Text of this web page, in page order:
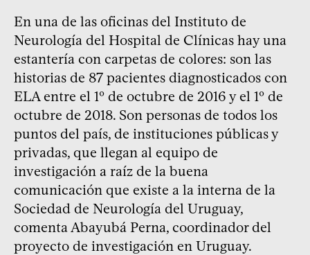
En una de las oficinas del Instituto de
Neurología del Hospital de Clínicas hay una
estantería con carpetas de colores: son las
historias de 87 pacientes diagnosticados con
ELA entre el 1º de octubre de 2016 y el 1º de
octubre de 2018. Son personas de todos los
puntos del país, de instituciones públicas y
privadas, que llegan al equipo de
investigación a raíz de la buena
comunicación que existe a la interna de la
Sociedad de Neurología del Uruguay,
comenta Abayubá Perna, coordinador del
proyecto de investigación en Uruguay.